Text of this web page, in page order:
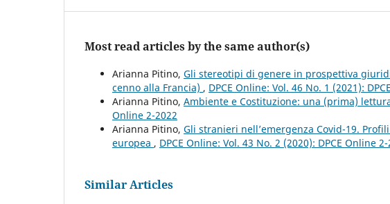
Most read articles by the same author(s)
Arianna Pitino, Gli stereotipi di genere in prospettiva
cenno alla Francia) , DPCE Online: Vol. 46 No. 1 (2021):
Arianna Pitino, Ambiente e Costituzione: una (prima)
Online 2-2022
Arianna Pitino, Gli stranieri nell’emergenza Covid-19.
europea , DPCE Online: Vol. 43 No. 2 (2020): DPCE Online 2-
Similar Articles